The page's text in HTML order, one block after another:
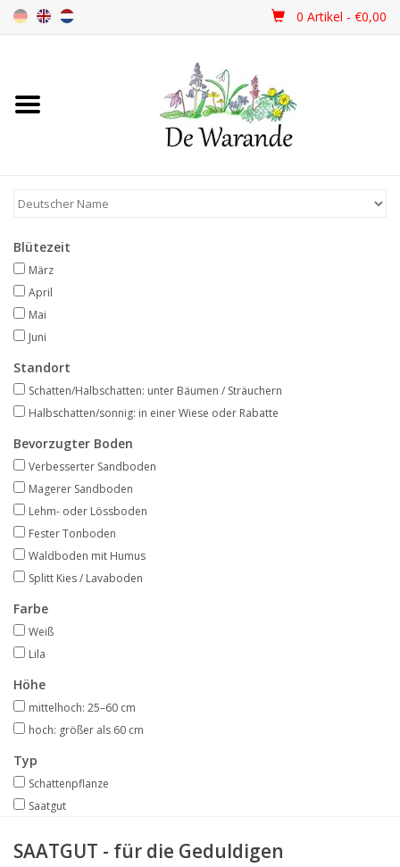
0 Artikel - €0,00
Startseite
Frühjahrsblüher
Sommerblüher
Herbstblüher
Schattenpflanzen
Angebote
Bodenverbesserung
SONSTIGE PRODUKTE
Beratung
Unser Garten!
Starke Zwiebel Tage
Neuigkeiten
Blütezeit
März
April
Mai
Juni
Standort
Schatten/Halbschatten: unter Bäumen / Sträuchern
Halbschatten/sonnig: in einer Wiese oder Rabatte
Bevorzugter Boden
Verbesserter Sandboden
Magerer Sandboden
Lehm- oder Lössboden
Fester Tonboden
Waldboden mit Humus
Splitt Kies / Lavaboden
Farbe
Weiß
Lila
Höhe
mittelhoch: 25–60 cm
hoch: größer als 60 cm
Typ
Schattenpflanze
Saatgut
SAATGUT - für die Geduldigen